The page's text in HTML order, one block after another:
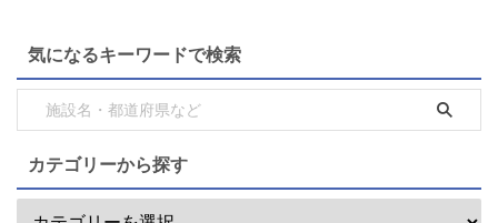
気になるキーワードで検索
カテゴリーから探す